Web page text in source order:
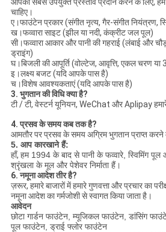
चाहिए।
ए।फाउंटेन प्रकार (संगीत नृत्य, गैर-संगीत नियंत्रण,
ख।फव्वारा साइट (झील या नदी, कंक्रीट जल पूल)
सी।फव्वारा आकार और पानी की गहराई (लंबाई और
ड्राइंग)
घ।बिजली की आपूर्ति (वोल्टेज, आवृत्ति, एकल चरण या
इ।लक्ष्य बजट (यदि आपके पास है)
च।विशेष आवश्यकताएं (यदि आपके पास है)
3. भुगतान की विधि क्या है?
टी / टी, वेस्टर्न यूनियन, WeChat और Aplipay
4. प्रसव के समय कब तक है?
आमतौर पर प्रसव के समय अग्रिम भुगतान प्राप्त करने
5. आप कारखाने हैं:
हाँ, हम 1994 के बाद से पानी के फव्वारे, स्विमिंग पूल
श्रृंखला के मूल और पेशेवर निर्माता हैं।
6. नमूना आदेश तीर है?
ज़रूर, हमारे बाजारों में हमारे गुणवत्ता और प्रचार का
नमूना आदेश का गर्मजोशी से स्वागत किया जाता है।
आवेदन
छोटा गार्डन फाउंटेन, म्यूजिकल फाउंटेन, डांसिंग
पूल फाउंटेन, ड्राई फ्लोर फाउंटेन